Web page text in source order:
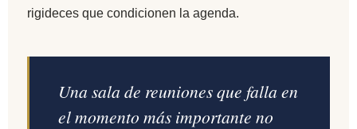
rigideces que condicionen la agenda.
Una sala de reuniones que falla en
el momento más importante no